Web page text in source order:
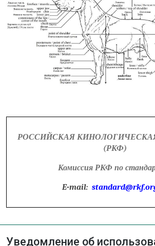
РОССИЙСКАЯ
(РКФ)
Комиссия РКФ по
E-mail:
Уведомление об